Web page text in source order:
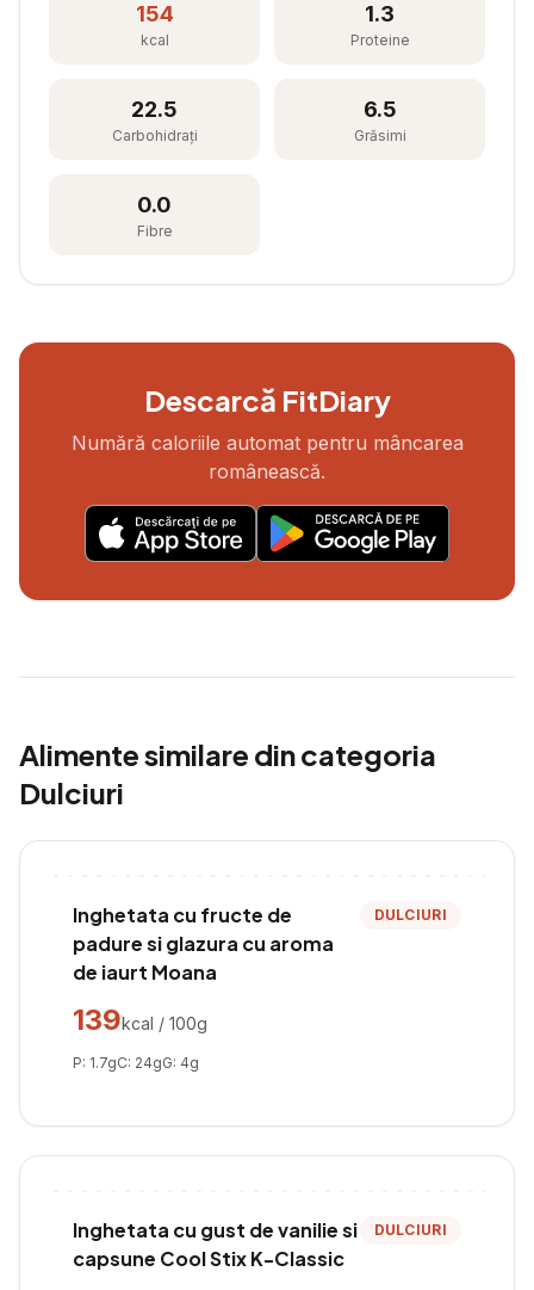
154
kcal
1.3
Proteine
22.5
Carbohidrați
6.5
Grăsimi
0.0
Fibre
Descarcă FitDiary
Numără caloriile automat pentru mâncarea
românească.
Alimente similare din categoria
Dulciuri
Inghetata cu fructe de
padure si glazura cu aroma
de iaurt Moana
DULCIURI
139kcal / 100g
P: 1.7gC: 24gG: 4g
Inghetata cu gust de vanilie si
capsune Cool Stix K-Classic
DULCIURI